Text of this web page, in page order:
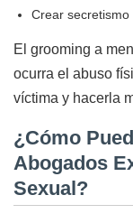
Crear
El grooming a
ocurra el abuso
víctima y hacerla
¿Cómo
Abogados
Sexual?